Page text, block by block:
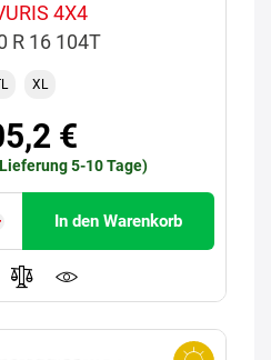
4X4
R 16 104T
XL
€
5-10 Tage)
In den Warenkorb